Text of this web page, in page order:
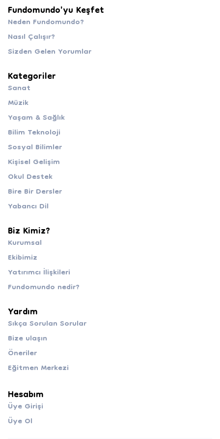
Fundomundo'yu Keşfet
Neden Fundomundo?
Nasıl Çalışır?
Sizden Gelen Yorumlar
Kategoriler
Sanat
Müzik
Yaşam & Sağlık
Bilim Teknoloji
Sosyal Bilimler
Kişisel Gelişim
Okul Destek
Bire Bir Dersler
Yabancı Dil
Biz Kimiz?
Kurumsal
Ekibimiz
Yatırımcı İlişkileri
Fundomundo nedir?
Yardım
Sıkça Sorulan Sorular
Bize ulaşın
Öneriler
Eğitmen Merkezi
Hesabım
Üye Girişi
Üye Ol